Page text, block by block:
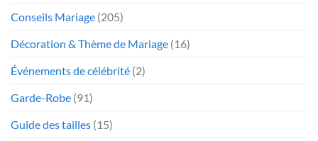
Conseils Mariage (205)
Décoration & Thème de Mariage (16)
Événements de célébrité (2)
Garde-Robe (91)
Guide des tailles (15)